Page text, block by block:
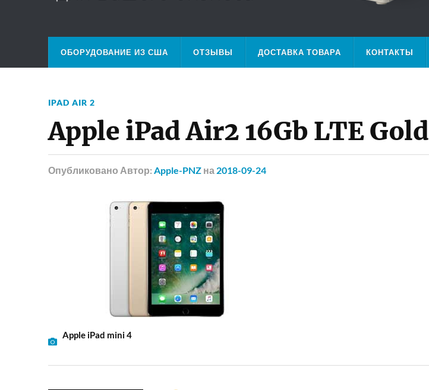
ОБОРУДОВАНИЕ ИЗ США ОТЗЫВЫ ДОСТАВКА ТОВАРА КОНТАКТЫ
IPAD AIR 2
Apple iPad Air2 16Gb LTE Gold
Опубликовано Автор: Apple-PNZ на 2018-09-24
Apple iPad mini 4